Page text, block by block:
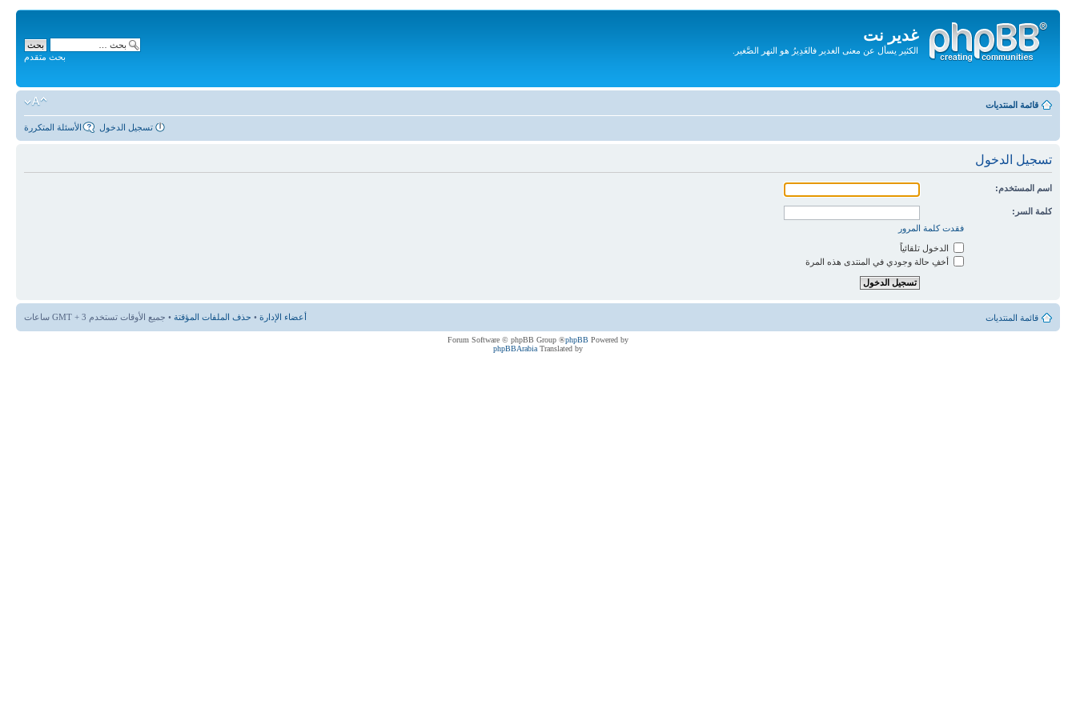
غدير نت
الكثير يسأل عن معنى الغدير فالغَدِيرُ هو النهر الصَّغير.
المحتويات
بحث متقدم
قائمة المنتديات
الأسئلة المتكررة تسجيل الدخول
تسجيل الدخول
اسم المستخدم:
كلمة السر:
فقدت كلمة المرور
الدخول تلقائياً
أخفِ حالة وجودي في المنتدى هذه المرة
قائمة المنتديات أعضاء الإدارة • حذف الملفات المؤقتة • جميع الأوقات تستخدم GMT + 3 ساعات
Powered by
phpBB
® Forum Software © phpBB Group
Translated by
phpBBArabia